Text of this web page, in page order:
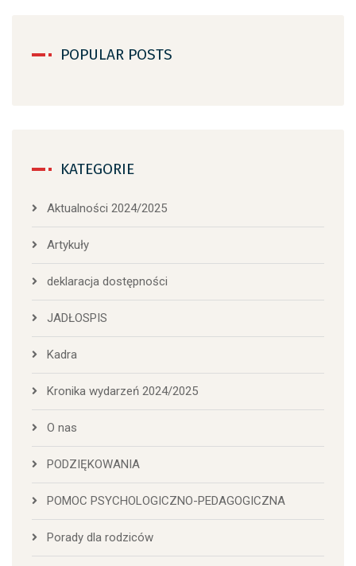
POPULAR POSTS
KATEGORIE
Aktualności 2024/2025
Artykuły
deklaracja dostępności
JADŁOSPIS
Kadra
Kronika wydarzeń 2024/2025
O nas
PODZIĘKOWANIA
POMOC PSYCHOLOGICZNO-PEDAGOGICZNA
Porady dla rodziców